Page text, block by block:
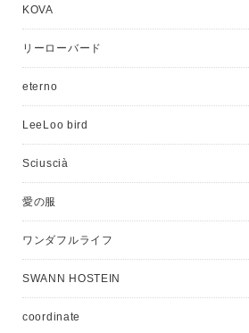
KOVA
リーローバード
eterno
LeeLoo bird
Sciuscià
愛の服
ワンダフルライフ
SWANN HOSTEIN
coordinate